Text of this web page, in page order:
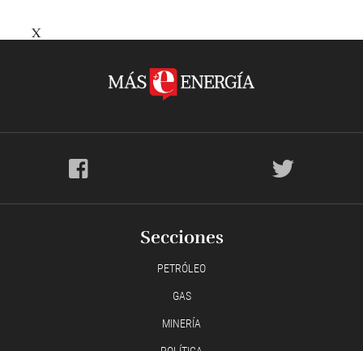
X
Secciones
PETRÓLEO
GAS
MINERÍA